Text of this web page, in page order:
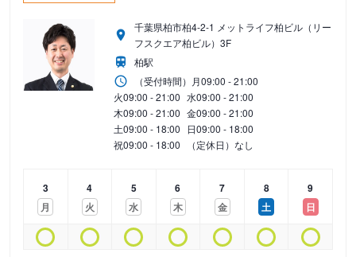
千葉県柏市柏4-2-1 メットライフ柏ビル（リー
フスクエア柏ビル）3F
柏駅
（受付時間） 月09:00 - 21:00
火09:00 - 21:00 水09:00 - 21:00
木09:00 - 21:00 金09:00 - 21:00
土09:00 - 18:00 日09:00 - 18:00
祝09:00 - 18:00 （定休日）なし
3
月
4
火
5
水
6
木
7
金
8
土
9
日